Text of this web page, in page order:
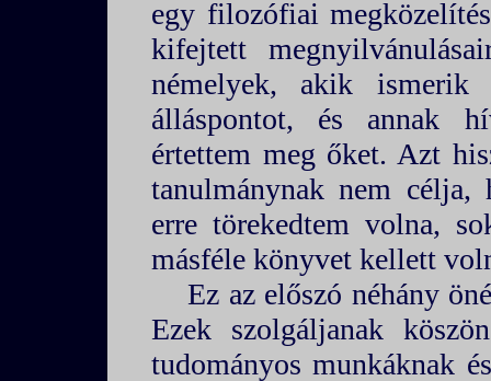
egy filozófiai
kifejtett
némelyek, akik
álláspontot, és annak
értettem meg őket. Azt
tanulmánynak nem célja,
erre törekedtem volna,
másféle könyvet kellett
Ez az előszó néhány
Ezek szolgáljanak
tudományos munkáknak